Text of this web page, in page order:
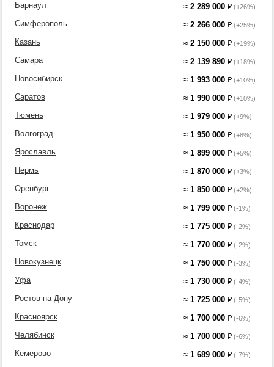
Барнаул ≈ 2 289 000 ₽ (+26%)
Симферополь ≈ 2 266 000 ₽ (+25%)
Казань ≈ 2 150 000 ₽ (+19%)
Самара ≈ 2 139 890 ₽ (+18%)
Новосибирск ≈ 1 993 000 ₽ (+10%)
Саратов ≈ 1 990 000 ₽ (+10%)
Тюмень ≈ 1 979 000 ₽ (+9%)
Волгоград ≈ 1 950 000 ₽ (+8%)
Ярославль ≈ 1 899 000 ₽ (+5%)
Пермь ≈ 1 870 000 ₽ (+3%)
Оренбург ≈ 1 850 000 ₽ (+2%)
Воронеж ≈ 1 799 000 ₽ (-1%)
Краснодар ≈ 1 775 000 ₽ (-2%)
Томск ≈ 1 770 000 ₽ (-2%)
Новокузнецк ≈ 1 750 000 ₽ (-3%)
Уфа ≈ 1 730 000 ₽ (-4%)
Ростов-на-Дону ≈ 1 725 000 ₽ (-5%)
Красноярск ≈ 1 700 000 ₽ (-6%)
Челябинск ≈ 1 700 000 ₽ (-6%)
Кемерово ≈ 1 689 000 ₽ (-7%)